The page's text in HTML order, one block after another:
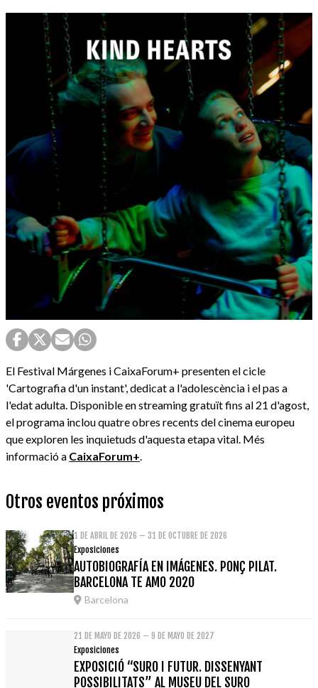
El Festival Márgenes i CaixaForum+ presenten el cicle
'Cartografia d'un instant', dedicat a l'adolescència i el pas a
l'edat adulta. Disponible en streaming gratuït fins al 21 d'agost,
el programa inclou quatre obres recents del cinema europeu
que exploren les inquietuds d'aquesta etapa vital. Més
informació a CaixaForum+.
Otros eventos próximos
1 DE ABRIL DE 2026 – 31 DE OCTUBRE DE 2026
Exposiciones
AUTOBIOGRAFÍA EN IMÁGENES. PONÇ PILAT.
BARCELONA TE AMO 2020
Barcelona
21 DE MAYO DE 2026 – 9 DE MAYO DE 2027
Exposiciones
EXPOSICIÓ “SURO I FUTUR. DISSENYANT
POSSIBILITATS” AL MUSEU DEL SURO